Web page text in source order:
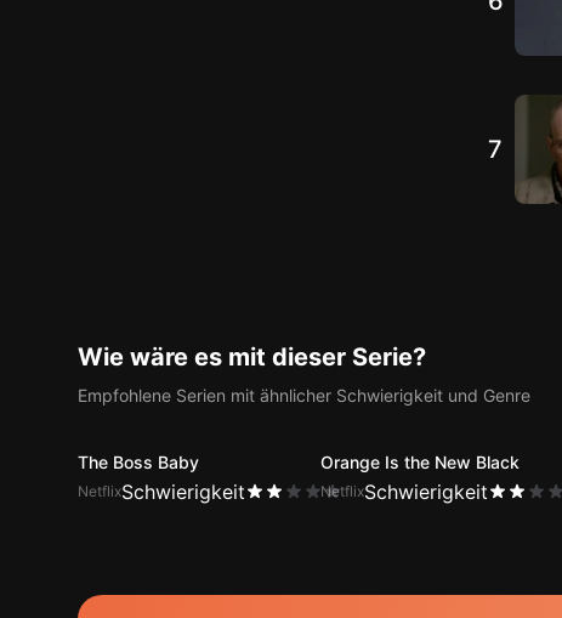
7
Wie wäre es mit dieser Serie?
Empfohlene Serien mit ähnlicher Schwierigkeit und Genre
The Boss Baby
NetflixSchwierigkeit
Orange Is the New Black
NetflixSchwierigkeit